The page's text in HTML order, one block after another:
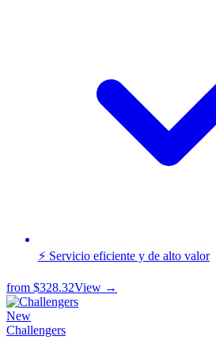
⚡ Servicio eficiente y de alto valor
from $328.32View →
New
Challengers